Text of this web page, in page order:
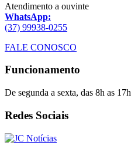
Atendimento a ouvinte
WhatsApp:
(37) 99938-0255
FALE CONOSCO
Funcionamento
De segunda a sexta, das 8h as 17h
Redes Sociais